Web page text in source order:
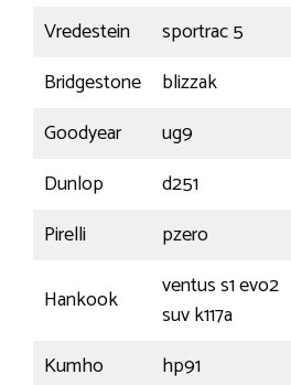
Vredestein
sportrac 5
Bridgestone
blizzak
Goodyear
ug9
Dunlop
d251
Pirelli
pzero
Hankook
ventus s1 evo2
suv k117a
Kumho
hp91